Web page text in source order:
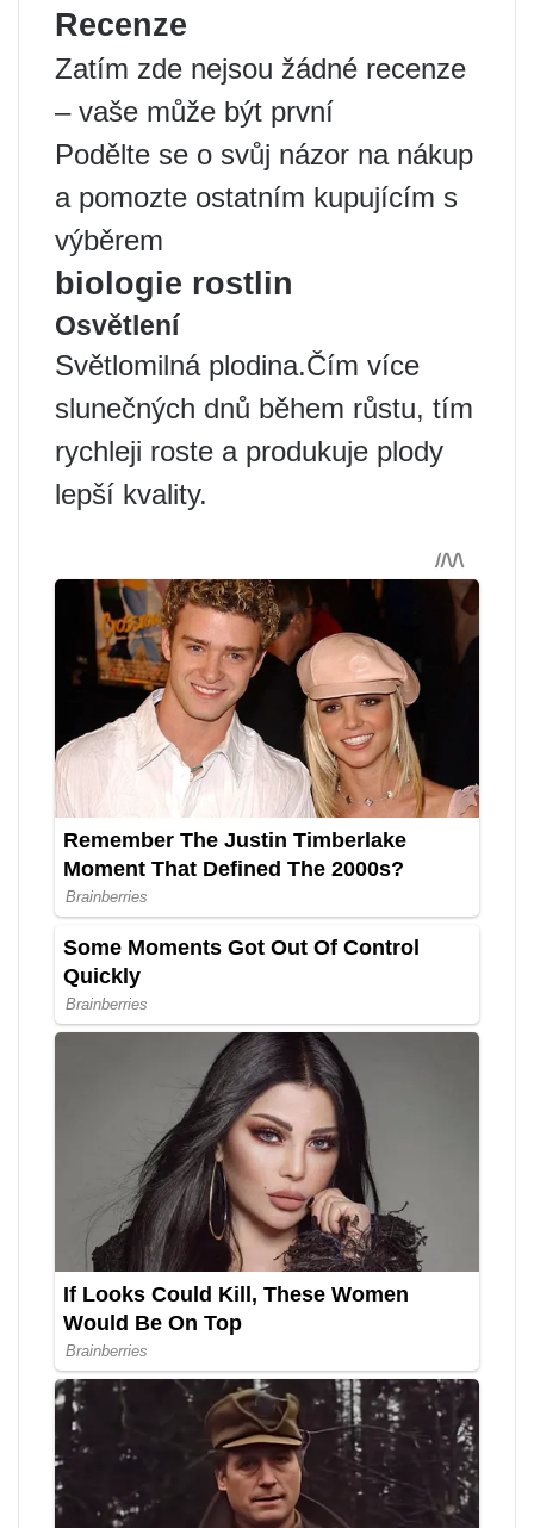
Recenze
Zatím zde nejsou žádné recenze
– vaše může být první
Podělte se o svůj názor na nákup
a pomozte ostatním kupujícím s
výběrem
biologie rostlin
Osvětlení
Světlomilná plodina.Čím více
slunečných dnů během růstu, tím
rychleji roste a produkuje plody
lepší kvality.